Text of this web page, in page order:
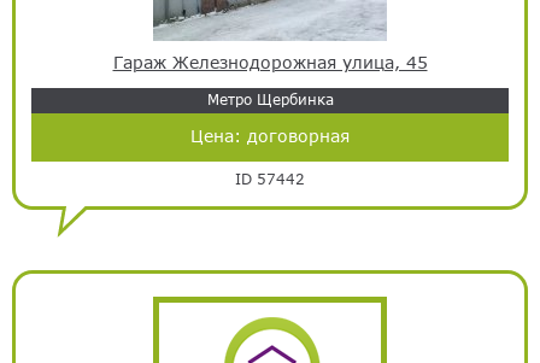
Гараж Железнодорожная улица, 45
Метро Щербинка
Цена: договорная
ID 57442